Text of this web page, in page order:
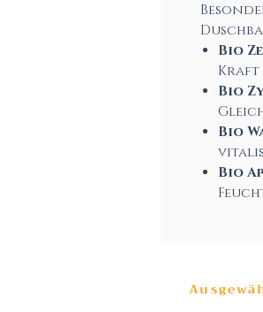
Bio
Kraft
Bio
Bio
Bio